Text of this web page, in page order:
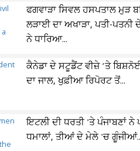
ਫਗਵਾੜਾ ਸਿਵਲ ਹਸਪਤਾਲ ਮੁੜ
ਲੜਾਈ ਦਾ ਅਖਾੜਾ, ਪਤੀ-ਪਤਨੀ
ਨੇ ਧਾਰਿਆ...
ਕੈਨੇਡਾ ਦੇ ਸਟੂਡੈਂਟ ਵੀਜ਼ੇ ’ਤੇ
ਦਾ ਜਾਲ, ਖੁਫ਼ੀਆ ਰਿਪੋਰਟ ਤੋਂ...
ਇਟਲੀ ਦੀ ਧਰਤੀ 'ਤੇ ਪੰਜਾਬਣਾਂ
ਧਮਾਲਾਂ, ਤੀਆਂ ਦੇ ਮੇਲੇ 'ਚ